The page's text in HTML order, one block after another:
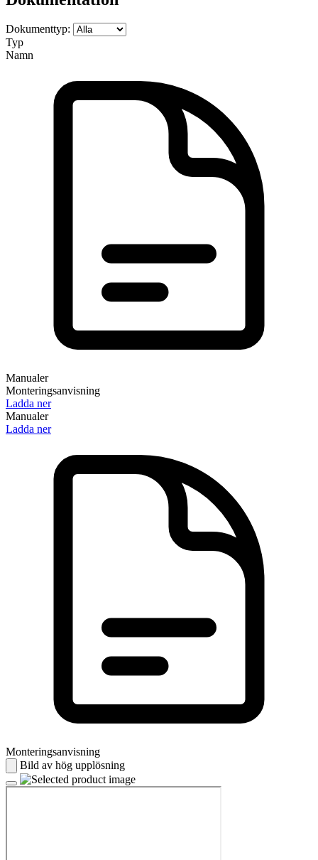
Dokumenttyp:
Typ
Namn
Manualer
Monteringsanvisning
Ladda ner
Manualer
Ladda ner
Monteringsanvisning
Bild av hög upplösning